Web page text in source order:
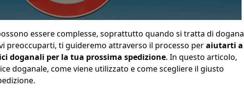
essere complesse, soprattutto quando si tratta di dogana
preoccuparti, ti guideremo attraverso il processo peraiutarti a
doganali per la tua prossima spedizione. In questo articolo,
doganale, come viene utilizzato e come scegliere il giusto